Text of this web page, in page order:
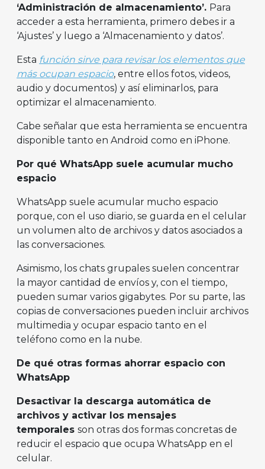
‘Administración de almacenamiento’. Para
acceder a esta herramienta, primero debes ir a
‘Ajustes’ y luego a ‘Almacenamiento y datos’.
Esta función sirve para revisar los elementos que
más ocupan espacio, entre ellos fotos, videos,
audio y documentos) y así eliminarlos, para
optimizar el almacenamiento.
Cabe señalar que esta herramienta se encuentra
disponible tanto en Android como en iPhone.
Por qué WhatsApp suele acumular mucho
espacio
WhatsApp suele acumular mucho espacio
porque, con el uso diario, se guarda en el celular
un volumen alto de archivos y datos asociados a
las conversaciones.
Asimismo, los chats grupales suelen concentrar
la mayor cantidad de envíos y, con el tiempo,
pueden sumar varios gigabytes. Por su parte, las
copias de conversaciones pueden incluir archivos
multimedia y ocupar espacio tanto en el
teléfono como en la nube.
De qué otras formas ahorrar espacio con
WhatsApp
Desactivar la descarga automática de
archivos y activar los mensajes
temporales son otras dos formas concretas de
reducir el espacio que ocupa WhatsApp en el
celular.